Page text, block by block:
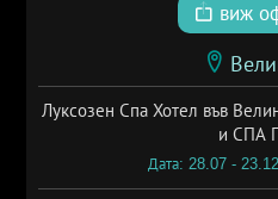
виж
Луксозен Спа Хотел във
и СПА
Дата: 28.07 -